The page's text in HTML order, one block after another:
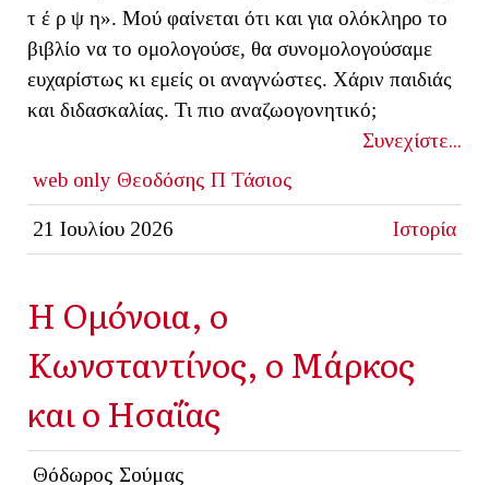
τ έ ρ ψ η». Μού φαίνεται ότι και για ολόκληρο το
βιβλίο να το ομολογούσε, θα συνομολογούσαμε
ευχαρίστως κι εμείς οι αναγνώστες. Χάριν παιδιάς
και διδασκαλίας. Τι πιο αναζωογονητικό;
Συνεχίστε...
web only Θεοδόσης Π Τάσιος
21 Ιουλίου 2026 Ιστορία
Η Ομόνοια, ο
Κωνσταντίνος, ο Μάρκος
και ο Ησαΐας
Θόδωρος Σούμας